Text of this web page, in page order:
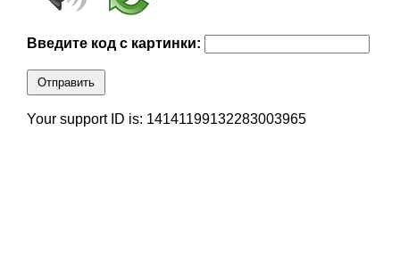
Введите код с картинки:
Отправить
Your support ID is: 14141199132283003965